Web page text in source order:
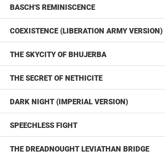
BASCH'S REMINISCENCE
COEXISTENCE (LIBERATION ARMY VERSION)
THE SKYCITY OF BHUJERBA
THE SECRET OF NETHICITE
DARK NIGHT (IMPERIAL VERSION)
SPEECHLESS FIGHT
THE DREADNOUGHT LEVIATHAN BRIDGE